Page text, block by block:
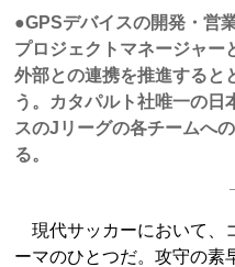
●GPSデバイスの開発・営
プロジェクトマネージャー
外部との連携を推進すると
う。カタパルト社唯一の日
スのJリーグの各チームへ
る。
現代サッカーにおいて、
ーマのひとつだ。攻守の素